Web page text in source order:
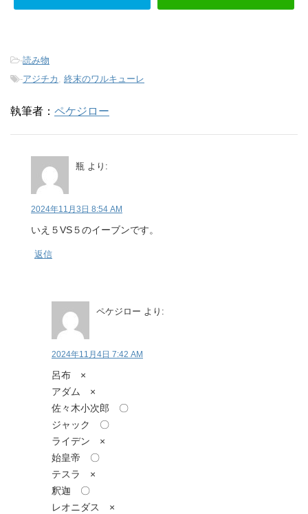
-読み物
-アジチカ , 終末のワルキューレ
執筆者： ペケジロー
瓶 より:
2024年11月3日 8:54 AM
いえ５VS５のイーブンです。
返信
ペケジロー より:
2024年11月4日 7:42 AM
呂布 ×
アダム ×
佐々木小次郎 〇
ジャック 〇
ライデン ×
始皇帝 〇
テスラ ×
釈迦 〇
レオニダス ×